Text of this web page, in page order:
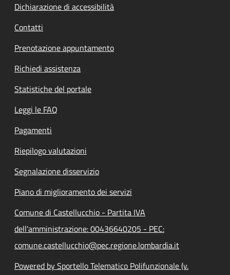
Dichiarazione di accessibilità
Contatti
Prenotazione appuntamento
Richiedi assistenza
Statistiche del portale
Leggi le FAQ
Pagamenti
Riepilogo valutazioni
Segnalazione disservizio
Piano di miglioramento dei servizi
Comune di Castellucchio - Partita IVA
dell'amministrazione: 00436640205 - PEC:
comune.castellucchio@pec.regione.lombardia.it
Powered by Sportello Telematico Polifunzionale (v.